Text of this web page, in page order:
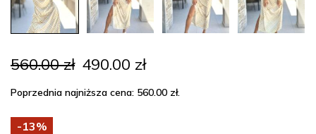
560.00zł Pierwotna
cena
wynosiła:
560.00 zł.
490.00 złAktualna
wynosi:
490.00 zł.
Poprzednia najniższa cena: 560.00 zł.
-13%